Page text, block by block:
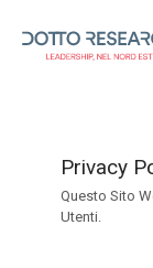
Privacy
Questo Sito
Utenti.